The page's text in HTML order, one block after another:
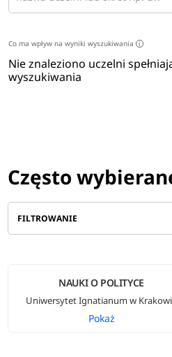
Co ma wpływ na wyniki wyszukiwania i
Nie znaleziono uczelni
wyszukiwania
Często
FILTROWANIE
NAUKI O POLITYCE
Uniwersytet Ignatianum w
Pokaż